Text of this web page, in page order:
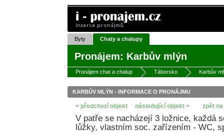
Pronájem: Karbův mlýn
Byty Chaty a chalupy
Pronájem chat a chalup Táborsko Karbův
KARBŮV MLÝN - INFORMACE O PRONÁJMU
< předchozí objekt následující objekt > zpět
V patře se nacházejí 3 ložnice, každá
lůžky, vlastním soc. zařízením - WC,